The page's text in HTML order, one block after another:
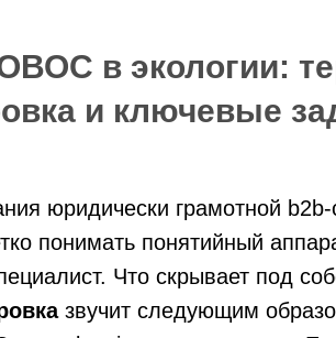
в экологии:
и ключевые
юридически грамотной b2b-
понимать понятийный
Что скрывает под
звучит следующим